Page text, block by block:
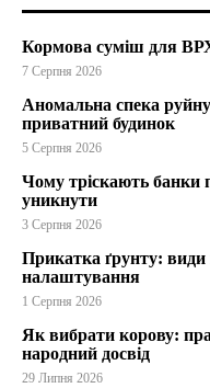
Кормова суміш для
7 Серпня 2026
Аномальна спека
приватний будинок
5 Серпня 2026
Чому тріскають банки
уникнути
3 Серпня 2026
Прикатка ґрунту:
налаштування
1 Серпня 2026
Як вибрати корову:
народний досвід
29 Липня 2026